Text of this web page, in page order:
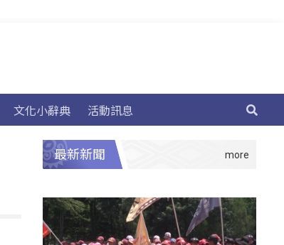
文化小辭典 活動訊息
最新新聞